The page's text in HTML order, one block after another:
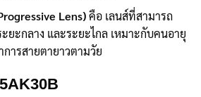
Lens)คือ เลนส์ที่สามารถ
ยะกลาง และระยะไกล เหมาะกับคนอายุ
ารสายตายาวตามวัย